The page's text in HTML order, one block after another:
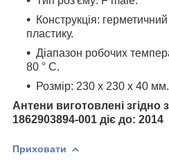
Конструкція:
пластику.
Діапазон робочих
80 ° C.
Розмір: 230 x 230 x 40 мм.
Антени виготовлені
1862903894-001 діє до: 2014
Приховати